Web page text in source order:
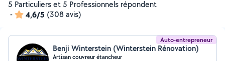
5 Particuliers et 5 Professionnels répondent
-
4,6/5 (308 avis)
Auto-entrepreneur
Benji Winterstein (Winterstein Rénovation)
Artisan couvreur étancheur